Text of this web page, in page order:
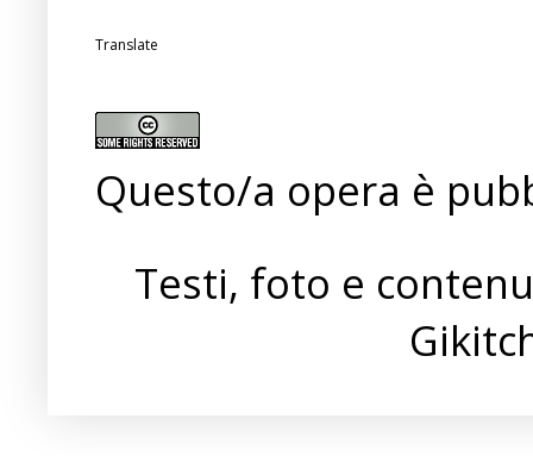
Translate
Questo/a opera è
Testi, foto e